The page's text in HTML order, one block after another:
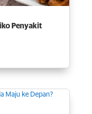
Penyakit